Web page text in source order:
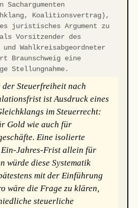
Koalitionsvertrag),
juristisches Argument zu
als Vorsitzender des
und Wahlkreisabgeordneter
Braunschweig eine
Stellungnahme.
der Steuerfreiheit nach
ist Ausdruck eines
im Steuerrecht:
Gold wie auch für
Eine isolierte
Jahres-Frist allein für
würde diese Systematik
mit der Einführung
wäre die Frage zu klären,
steuerliche